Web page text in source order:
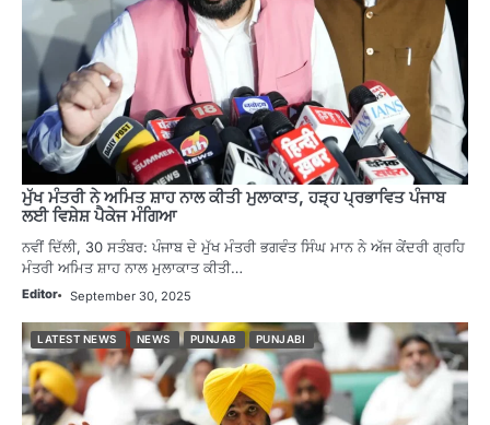
ਮੁੱਖ ਮੰਤਰੀ ਨੇ ਅਮਿਤ ਸ਼ਾਹ ਨਾਲ ਕੀਤੀ ਮੁਲਾਕਾਤ, ਹੜ੍ਹ ਪ੍ਰਭਾਵਿਤ ਪੰਜਾਬ
ਲਈ ਵਿਸ਼ੇਸ਼ ਪੈਕੇਜ ਮੰਗਿਆ
ਨਵੀਂ ਦਿੱਲੀ, 30 ਸਤੰਬਰ: ਪੰਜਾਬ ਦੇ ਮੁੱਖ ਮੰਤਰੀ ਭਗਵੰਤ ਸਿੰਘ ਮਾਨ ਨੇ ਅੱਜ ਕੇਂਦਰੀ ਗ੍ਰਹਿ
ਮੰਤਰੀ ਅਮਿਤ ਸ਼ਾਹ ਨਾਲ ਮੁਲਾਕਾਤ ਕੀਤੀ…
Editor September 30, 2025
LATEST NEWS NEWS PUNJAB PUNJABI